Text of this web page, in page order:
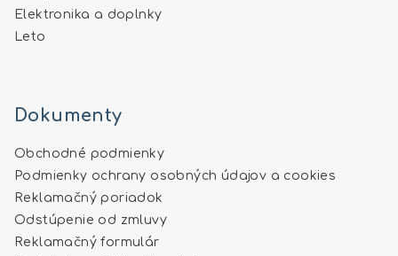
Elektronika a doplnky
Leto
Dokumenty
Obchodné podmienky
Podmienky ochrany osobných údajov a cookies
Reklamačný poriadok
Odstúpenie od zmluvy
Reklamačný formulár